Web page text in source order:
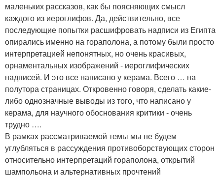
маленьких рассказов, как бы поясняющих смысл
каждого из иероглифов. Да, действительно, все
последующие попытки расшифровать надписи из Египта
опирались именно на гораполона, а потому были просто
интерпретацией непонятных, но очень красивых,
орнаментальных изображений - иероглифических
надписей. И это все написано у керама. Всего … на
полутора страницах. Откровенно говоря, сделать какие-
либо однозначные выводы из того, что написано у
керама, для научного обоснования критики - очень
трудно ….
В рамках рассматриваемой темы мы не будем
углубляться в рассуждения противоборствующих сторон
относительно интерпретаций гораполона, открытий
шампольона и альтернативных прочтений